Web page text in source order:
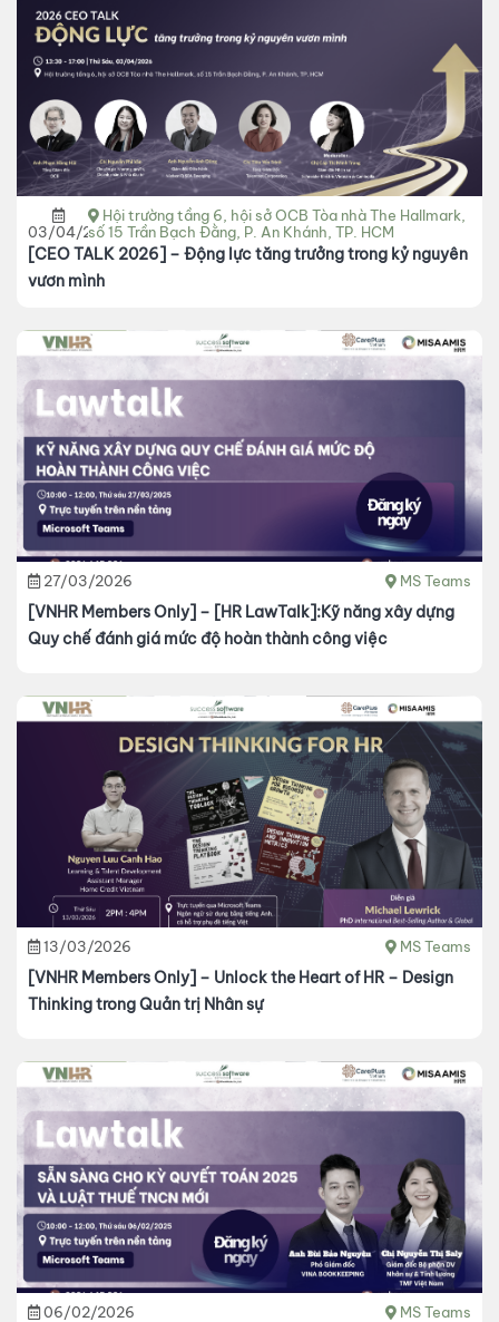
03/04/2026
Hội trường tầng 6, hội sở OCB Tòa nhà The Hallmark,
số 15 Trần Bạch Đằng, P. An Khánh, TP. HCM
[CEO TALK 2026] – Động lực tăng trưởng trong kỷ nguyên
vươn mình
27/03/2026 MS Teams
[VNHR Members Only] – [HR LawTalk]:Kỹ năng xây dựng
Quy chế đánh giá mức độ hoàn thành công việc
13/03/2026 MS Teams
[VNHR Members Only] – Unlock the Heart of HR – Design
Thinking trong Quản trị Nhân sự
06/02/2026 MS Teams